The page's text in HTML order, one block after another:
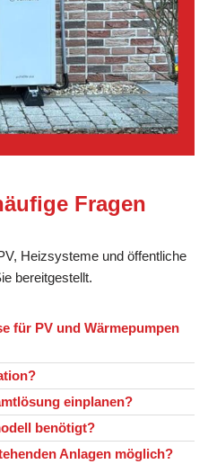
Fragen
Heizsysteme und öffentliche
bereitgestellt.
für PV und Wärmepumpen
einplanen?
benötigt?
Anlagen möglich?